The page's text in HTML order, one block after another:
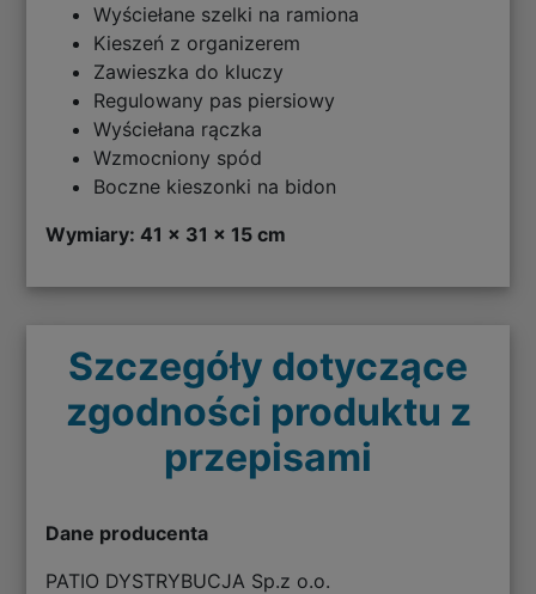
Wyściełane szelki na ramiona
Kieszeń z organizerem
Zawieszka do kluczy
Regulowany pas piersiowy
Wyściełana rączka
Wzmocniony spód
Boczne kieszonki na bidon
Wymiary: 41 x 31 x 15 cm
Szczegóły dotyczące
zgodności produktu z
przepisami
Dane producenta
PATIO DYSTRYBUCJA Sp.z o.o.